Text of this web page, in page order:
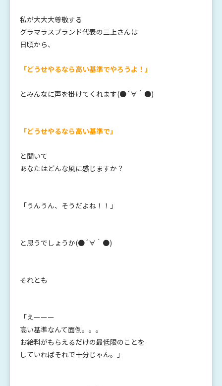
私が大大大尊敬する
グラマラスブランド代表の三上さんは
日頃から、
「どうせやるなら高い基準でやろうよ！」
とみんなに声を掛けてくれます(●´∀｀●)
「どうせやるなら高い基準で」
と聞いて
あなたはどんな風に感じますか？
「うんうん、そうだよね！！」
と思うでしょうか(●´∀｀●)
それとも
「えーーー
高い基準なんて面倒。。。
お給料がもらえるだけの最低限のことを
していればそれで十分じゃん。」